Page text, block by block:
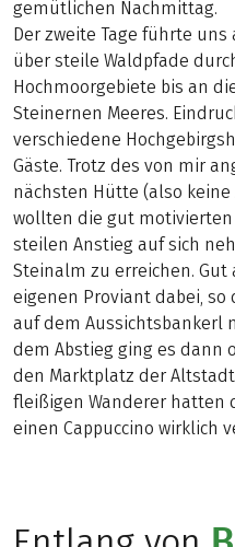
gemütlichen Nachmittag.
Der zweite Tage führte
über steile Waldpfade
Hochmoorgebiete bis an
Steinernen Meeres.
verschiedene
Gäste. Trotz des von mir
nächsten Hütte (also keine
wollten die gut
steilen Anstieg auf sich
Steinalm zu erreichen.
eigenen Proviant dabei, so
auf dem Aussichtsbankerl
dem Abstieg ging es dann
den Marktplatz der
fleißigen Wanderer hatten
einen Cappuccino wirklich